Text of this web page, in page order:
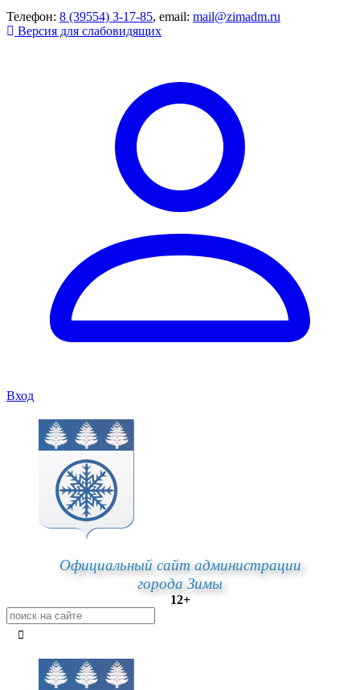
Телефон: 8 (39554) 3-17-85, email: mail@zimadm.ru
Версия для слабовидящих
Вход
Официальный сайт администрации
города Зимы
12+